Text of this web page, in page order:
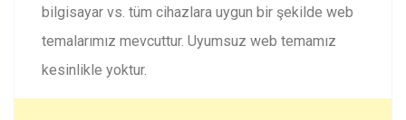
bilgisayar vs. tüm cihazlara uygun bir şekilde web
temalarımız mevcuttur. Uyumsuz web temamız
kesinlikle yoktur.